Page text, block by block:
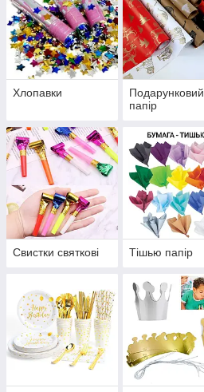
Хлопавки
Подарунковий
папір
Свистки святкові Тішью папір